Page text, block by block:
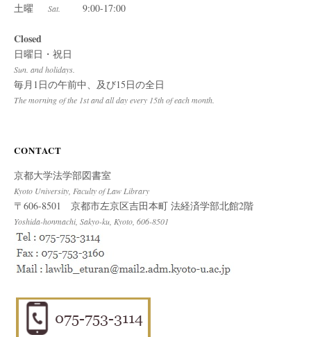
土曜 Sat. 9:00-17:00
Closed
日曜日・祝日
Sun. and holidays.
毎月1日の午前中、及び15日の全日
The morning of the 1st and all day every 15th of each month.
CONTACT
京都大学法学部図書室
Kyoto University, Faculty of Law Library
〒606-8501 京都市左京区吉田本町 法経済学部北館2階
Yoshida-honmachi, Sakyo-ku, Kyoto, 606-8501